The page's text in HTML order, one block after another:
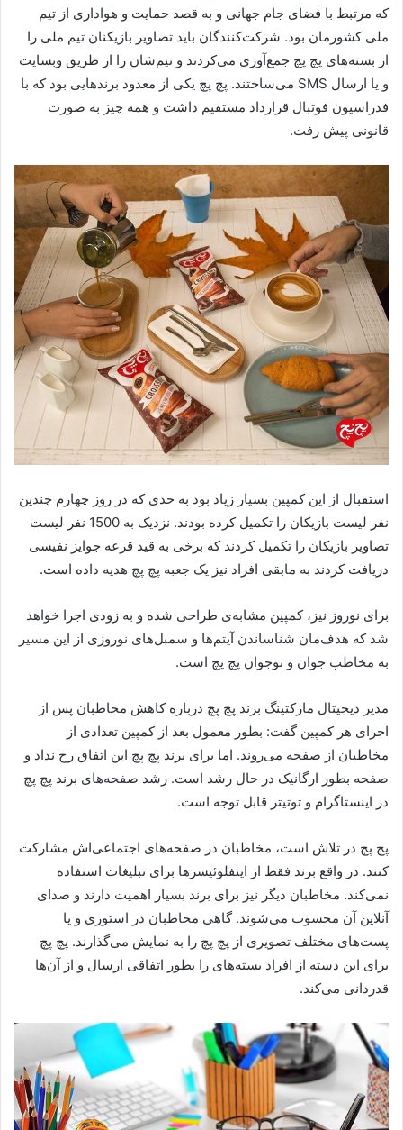
که مرتبط با فضای جام جهانی و به قصد حمایت و هواداری از تیم
ملی کشورمان بود. شرکت‌کنندگان باید تصاویر بازیکنان تیم ملی را
از بسته‌های پچ پچ جمع‌آوری می‌کردند و تیم‌شان را از طریق وبسایت
و یا ارسال SMS می‌ساختند. پچ پچ یکی از معدود برندهایی بود که با
فدراسیون فوتبال قرارداد مستقیم داشت و همه چیز به صورت
قانونی پیش رفت.
استقبال از این کمپین بسیار زیاد بود به حدی که در روز چهارم چندین
نفر لیست بازیکان را تکمیل کرده بودند. نزدیک به 1500 نفر لیست
تصاویر بازیکان را تکمیل کردند که برخی به قید قرعه جوایز نفیسی
دریافت کردند به مابقی افراد نیز یک جعبه پچ پچ هدیه داده است.
برای نوروز نیز، کمپین مشابه‌ی طراحی شده و به زودی اجرا خواهد
شد که هدف‌مان شناساندن آیتم‌ها و سمبل‌های نوروزی از این مسیر
به مخاطب جوان و نوجوان پچ پچ است.
مدیر دیجیتال مارکتینگ برند پچ پچ درباره کاهش مخاطبان پس از
اجرای هر کمپین گفت: بطور معمول بعد از کمپین تعدادی از
مخاطبان از صفحه می‌روند. اما برای برند پچ پچ این اتفاق رخ نداد و
صفحه بطور ارگانیک در حال رشد است. رشد صفحه‌های برند پچ پچ
در اینستاگرام و توتیتر قابل توجه است.
پچ پچ در تلاش است، مخاطبان در صفحه‌های اجتماعی‌اش مشارکت
کنند. در واقع برند فقط از اینفلوئیسرها برای تبلیغات استفاده
نمی‌کند. مخاطبان دیگر نیز برای برند بسیار اهمیت دارند و صدای
آنلاین آن محسوب می‌شوند. گاهی مخاطبان در استوری و یا
پست‌های مختلف تصویری از پچ پچ را به نمایش می‌گذارند. پچ پچ
برای این دسته از افراد بسته‌های را بطور اتفاقی ارسال و از آن‌ها
قدردانی می‌کند.